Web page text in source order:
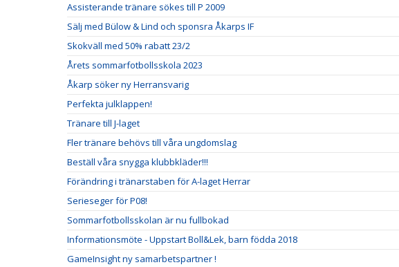
Assisterande tränare sökes till P 2009
Sälj med Bülow & Lind och sponsra Åkarps IF
Skokväll med 50% rabatt 23/2
Årets sommarfotbollsskola 2023
Åkarp söker ny Herransvarig
Perfekta julklappen!
Tränare till J-laget
Fler tränare behövs till våra ungdomslag
Beställ våra snygga klubbkläder!!!
Förändring i tränarstaben för A-laget Herrar
Serieseger för P08!
Sommarfotbollsskolan är nu fullbokad
Informationsmöte - Uppstart Boll&Lek, barn födda 2018
GameInsight ny samarbetspartner !